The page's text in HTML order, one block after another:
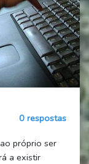
0 respostas
próprio ser
a existir